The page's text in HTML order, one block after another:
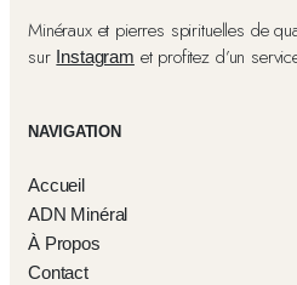
Minéraux et pierres spirituelles de
sur Instagram et profitez d’un
NAVIGATION
Accueil
ADN Minéral
À Propos
Contact